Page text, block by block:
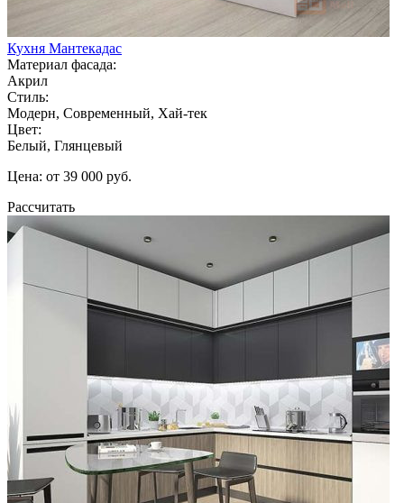
Кухня Мантекадас
Материал фасада:
Акрил
Стиль:
Модерн, Современный, Хай-тек
Цвет:
Белый, Глянцевый
Цена: от 39 000 руб.
Рассчитать